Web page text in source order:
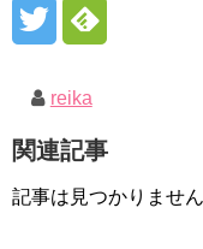
reika
関連記事
記事は見つかりません